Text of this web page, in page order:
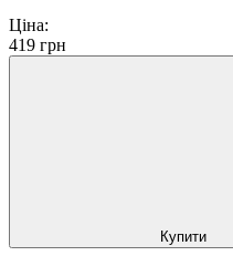
Ціна:
419 грн
Купити